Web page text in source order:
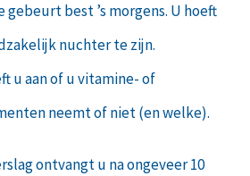
gebeurt best ’s morgens. U hoeft
nuchter te zijn.
u aan of u vitamine- of
neemt of niet (en welke).
ontvangt u na ongeveer 10